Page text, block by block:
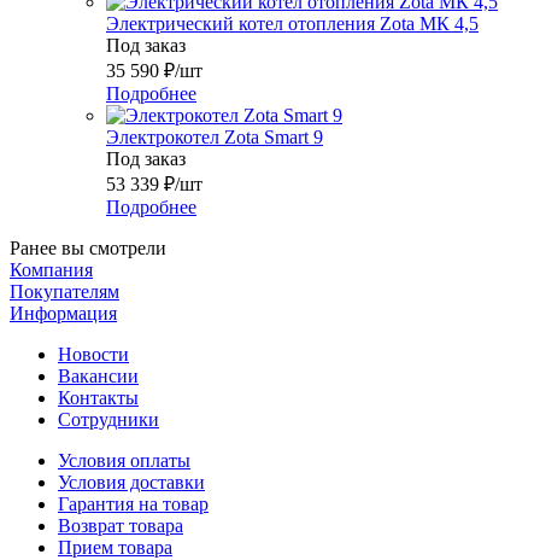
Электрический котел отопления Zota МК 4,5
Под заказ
35 590 ₽/шт
Подробнее
Электрокотел Zota Smart 9
Под заказ
53 339 ₽/шт
Подробнее
Ранее вы смотрели
Компания
Покупателям
Информация
Новости
Вакансии
Контакты
Сотрудники
Условия оплаты
Условия доставки
Гарантия на товар
Возврат товара
Прием товара